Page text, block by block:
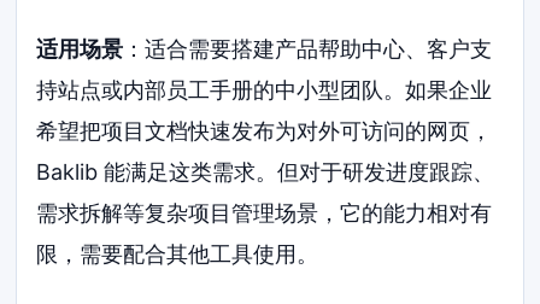
适用场景 ：适合需要搭建产品帮助中心、客户支
持站点或内部员工手册的中小型团队。如果企业
希望把项目文档快速发布为对外可访问的网页，
Baklib 能满足这类需求。但对于研发进度跟踪、
需求拆解等复杂项目管理场景，它的能力相对有
限，需要配合其他工具使用。